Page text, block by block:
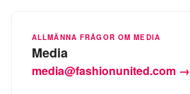
ALLMÄNNA FRÅGOR OM MEDIA
Media
media@fashionunited.com →